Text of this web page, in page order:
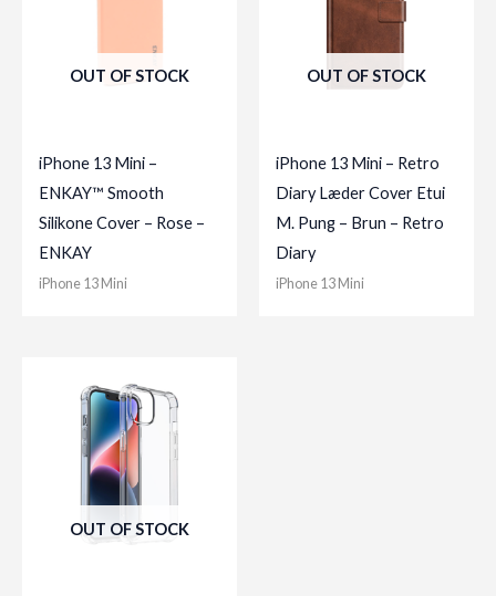
OUT OF STOCK
iPhone 13 Mini –
ENKAY™ Smooth
Silikone Cover – Rose –
ENKAY
iPhone 13 Mini
OUT OF STOCK
iPhone 13 Mini – Retro
Diary Læder Cover Etui
M. Pung – Brun – Retro
Diary
iPhone 13 Mini
OUT OF STOCK